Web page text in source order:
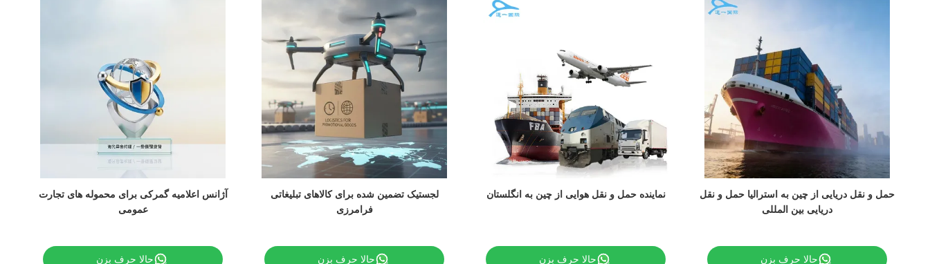
حمل و نقل دریایی از چین به استرالیا حمل و نقل
دریایی بین المللی
حالا حرف بزن
نماینده حمل و نقل هوایی از چین به انگلستان
حالا حرف بزن
لجستیک تضمین شده برای کالاهای تبلیغاتی
فرامرزی
حالا حرف بزن
آژانس اعلامیه گمرکی برای محموله های تجارت
عمومی
حالا حرف بزن